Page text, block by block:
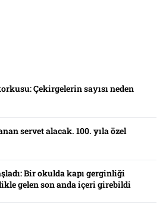
Çekirgelerin sayısı neden
servet alacak. 100. yıla özel
Bir okulda kapı gerginliği
gelen son anda içeri girebildi